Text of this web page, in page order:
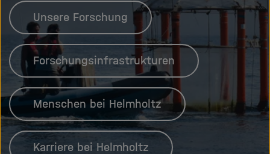
Unsere Forschung
Forschungsinfrastrukturen
Menschen bei Helmholtz
Karriere bei Helmholtz